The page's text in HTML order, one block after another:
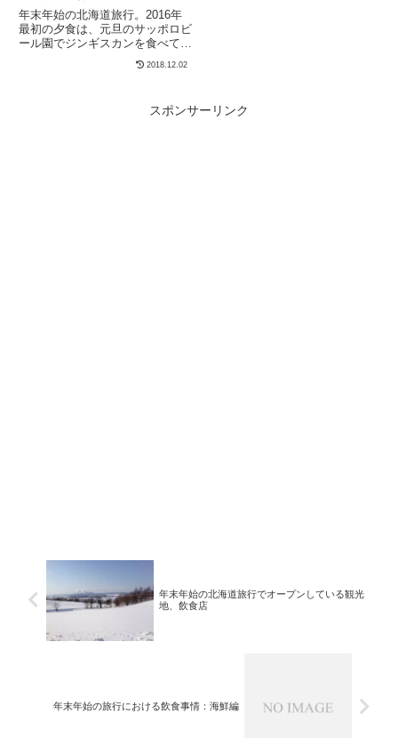
年末年始の北海道旅行。2016年
最初の夕食は、元旦のサッポロビ
ール園でジンギスカンを食べてき
の営業状況ありがたいことに、こ
2018.12.02
スポンサーリンク
年末年始の北海道旅行でオープンしている観光
地、飲食店
年末年始の旅行における飲食事情：海鮮編